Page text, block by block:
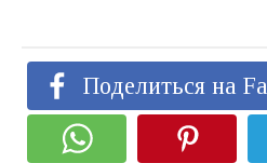
Поделиться на